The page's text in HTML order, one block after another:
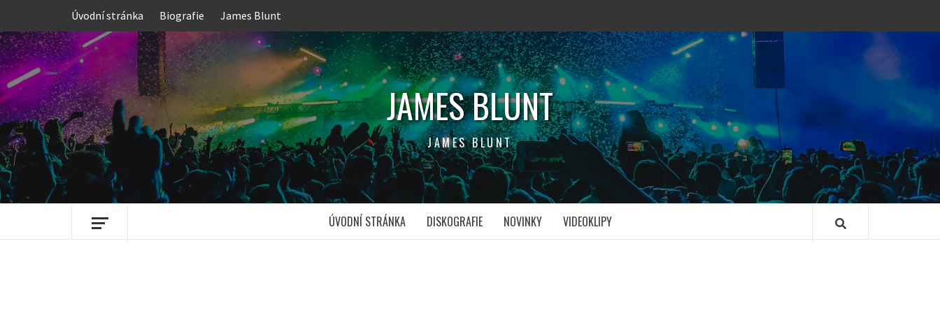
content
Úvodní stránka Biografie James Blunt
JAMES BLUNT
JAMES BLUNT
ÚVODNÍ STRÁNKA DISKOGRAFIE NOVINKY VIDEOKLIPY